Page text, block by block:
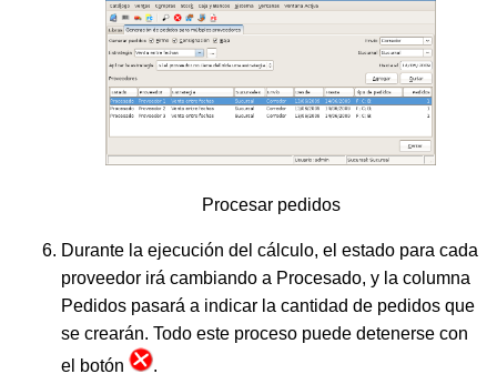
Procesar pedidos
Durante la ejecución del cálculo, el estado para cada
proveedor irá cambiando a Procesado, y la columna
Pedidos pasará a indicar la cantidad de pedidos que
se crearán. Todo este proceso puede detenerse con
el botón
.